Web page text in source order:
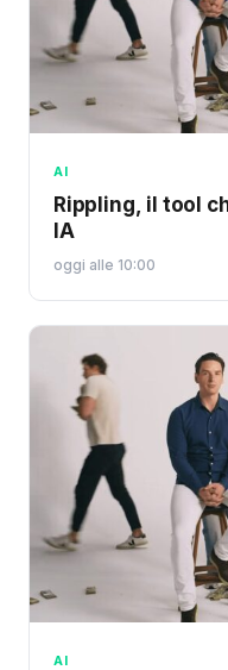
AI
Rippling, il tool
IA
oggi alle 10:00
AI